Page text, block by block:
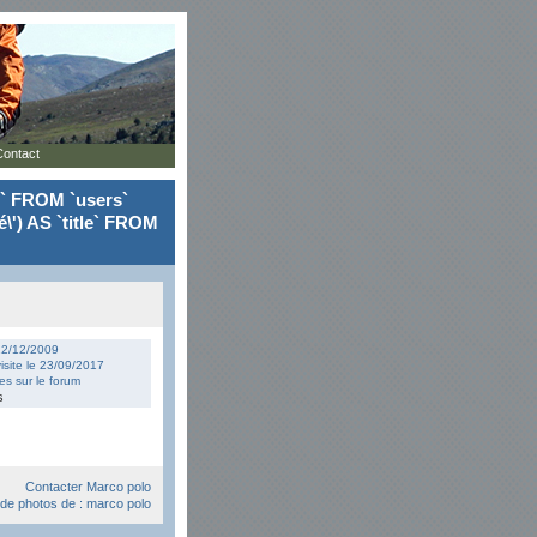
FROM `users`
AS `title` FROM
12/2009
le 23/09/2017
sur le forum
Contacter Marco polo
photos de : marco polo